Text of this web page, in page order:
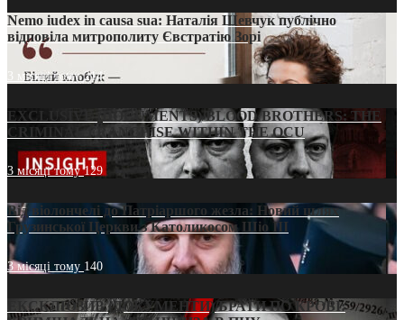
Nemo iudex in causa sua: Наталія Шевчук публічно
відповіла митрополиту Євстратію Зорі
3 місяці тому214
EXCLUSIVE (DOCUMENTS)/BLOOD BROTHERS: THE
CRIMINAL FRANCHISE WITHIN THE OCU
3 місяці тому129
Від віолончелі до Патріаршого жезла: Новий шлях
Грузинської Церкви з Католикосом Шіо III
3 місяці тому 140
ЕКСКЛЮЗИВ (ДОКУМЕНТИ)/БРАТИ ПО КРОВІ: